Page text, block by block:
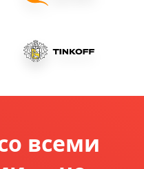
всеми